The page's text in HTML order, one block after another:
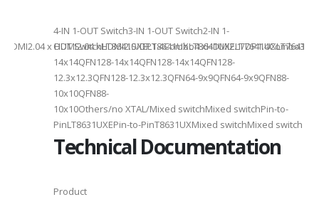
x HDMI2.04 x HDMI2.04 xHDMI2.0/DP1.4Combo4 xHDMI2.1/
4-IN 1-OUT Switch3-IN 1-OUT Switch2-IN 1-
OUT
14x14QFN128-14x14QFN128-14x14QFN128-
12.3x12.3QFN128-12.3x12.3QFN64-9x9QFN64-9x9QFN88-
10x10QFN88-
10x10Others/no XTAL/Mixed switchMixed switchPin-to-
PinLT8631UXEPin-to-PinT8631UXMixed switchMixed switch
Technical Documentation
Product